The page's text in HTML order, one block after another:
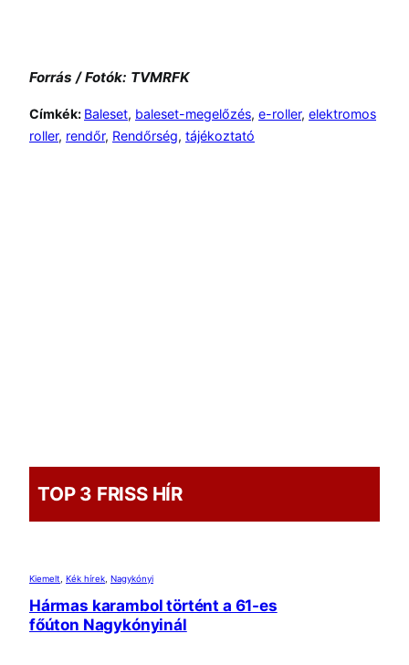
Forrás / Fotók: TVMRFK
Címkék: Baleset, baleset-megelőzés, e-roller, elektromos
roller, rendőr, Rendőrség, tájékoztató
TOP 3 FRISS HÍR
Kiemelt Kék hírek Nagykónyi
Hármas karambol történt a 61-es
főúton Nagykónyinál